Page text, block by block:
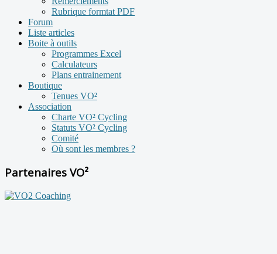
Rubrique formtat PDF
Forum
Liste articles
Boite à outils
Programmes Excel
Calculateurs
Plans entrainement
Boutique
Tenues VO²
Association
Charte VO² Cycling
Statuts VO² Cycling
Comité
Où sont les membres ?
Partenaires VO²